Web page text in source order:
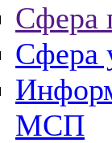
Сфера
Сфера
МСП